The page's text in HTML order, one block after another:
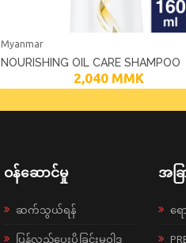
Myanmar
NOURISHING OIL CARE SHAMPOO
2,040 MMK
ဝန်ဆောင်မှု
ဆက်သွယ်ရန်
ပြန်လည်ပေးပို့ခြင်းမူဝါဒ
အခ
ရေ